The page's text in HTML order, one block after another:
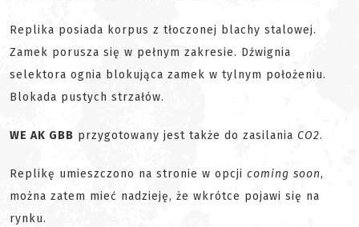
Replika posiada korpus z tłoczonej blachy stalowej.
Zamek porusza się w pełnym zakresie. Dźwignia
selektora ognia blokująca zamek w tylnym położeniu.
Blokada pustych strzałów.
WE AK GBB przygotowany jest także do zasilania CO2.
Replikę umieszczono na stronie w opcji coming soon,
można zatem mieć nadzieję, że wkrótce pojawi się na
rynku.